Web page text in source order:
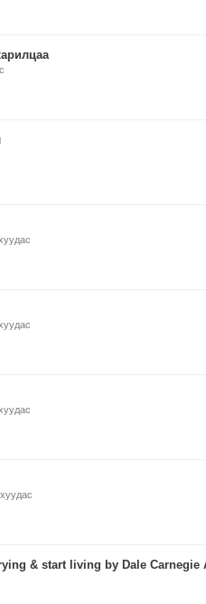
& start living by Dale Carnegie